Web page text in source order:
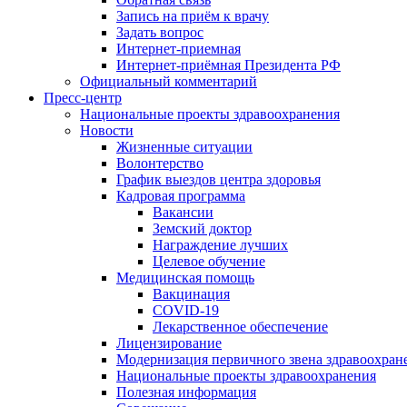
Запись на приём к врачу
Задать вопрос
Интернет-приемная
Интернет-приёмная Президента РФ
Официальный комментарий
Пресс-центр
Национальные проекты здравоохранения
Новости
Жизненные ситуации
Волонтерство
График выездов центра здоровья
Кадровая программа
Вакансии
Земский доктор
Награждение лучших
Целевое обучение
Медицинская помощь
Вакцинация
COVID-19
Лекарственное обеспечение
Лицензирование
Модернизация первичного звена
Национальные проекты здравоохранения
Полезная информация